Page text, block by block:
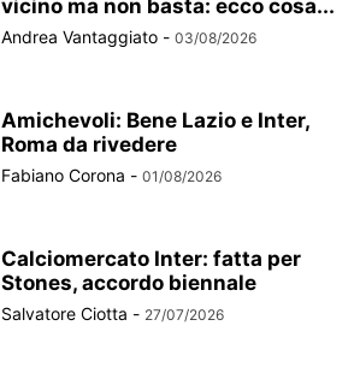
vicino ma non basta: ecco cosa...
Andrea Vantaggiato - 03/08/2026
Amichevoli: Bene Lazio e Inter,
Roma da rivedere
Fabiano Corona - 01/08/2026
Calciomercato Inter: fatta per
Stones, accordo biennale
Salvatore Ciotta - 27/07/2026